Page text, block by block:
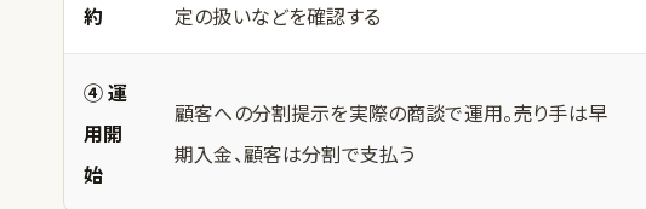
約
定の扱いなどを確認する
④ 運
用開
始
顧客への分割提示を実際の商談で運用。売り手は早
期入金、顧客は分割で支払う